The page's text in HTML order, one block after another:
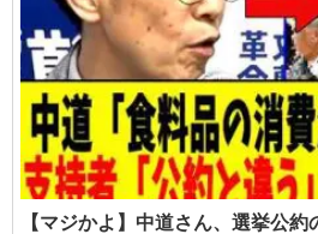
【マジかよ】中道さん、選挙公